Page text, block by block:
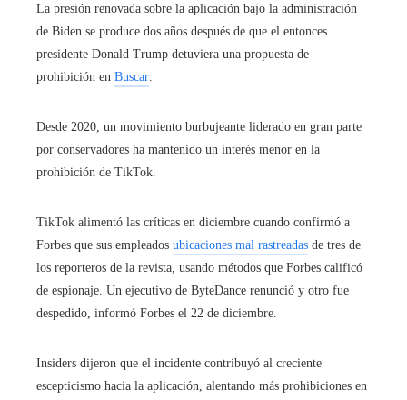
La presión renovada sobre la aplicación bajo la administración
de Biden se produce dos años después de que el entonces
presidente Donald Trump detuviera una propuesta de
prohibición en Buscar
Desde 2020, un movimiento burbujeante liderado en gran parte
por conservadores ha mantenido un interés menor en la
prohibición de TikTok.
TikTok alimentó las críticas en diciembre cuando confirmó a
Forbes que sus empleados ubicaciones mal rastreadas de tres de
los reporteros de la revista, usando métodos que Forbes calificó
de espionaje. Un ejecutivo de ByteDance renunció y otro fue
despedido, informó Forbes el 22 de diciembre.
Insiders dijeron que el incidente contribuyó al creciente
escepticismo hacia la aplicación, alentando más prohibiciones en